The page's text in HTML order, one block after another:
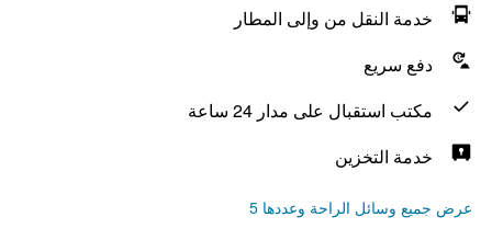
خدمة النقل من وإلى المطار
دفع سريع
مكتب استقبال على مدار 24 ساعة
خدمة التخزين
عرض جميع وسائل الراحة وعددها 5